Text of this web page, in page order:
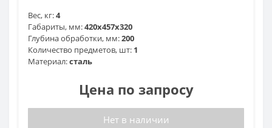
Вес, кг:4
Габариты, мм:420x457x320
Глубина обработки, мм:200
Количество предметов, шт: 1
Материал:сталь
Цена по запросу
Нет в наличии